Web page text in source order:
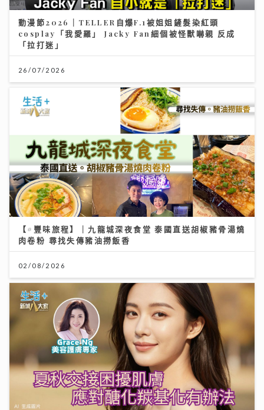
【#豐味旅程】｜九龍城深夜食堂 泰國直送胡椒豬骨湯燒
肉卷粉 尋找失傳豬油撈飯香
02/08/2026
夏秋交接困擾肌膚 應對醣化羰基化有辦法｜鑽石美肌密
03/08/2026